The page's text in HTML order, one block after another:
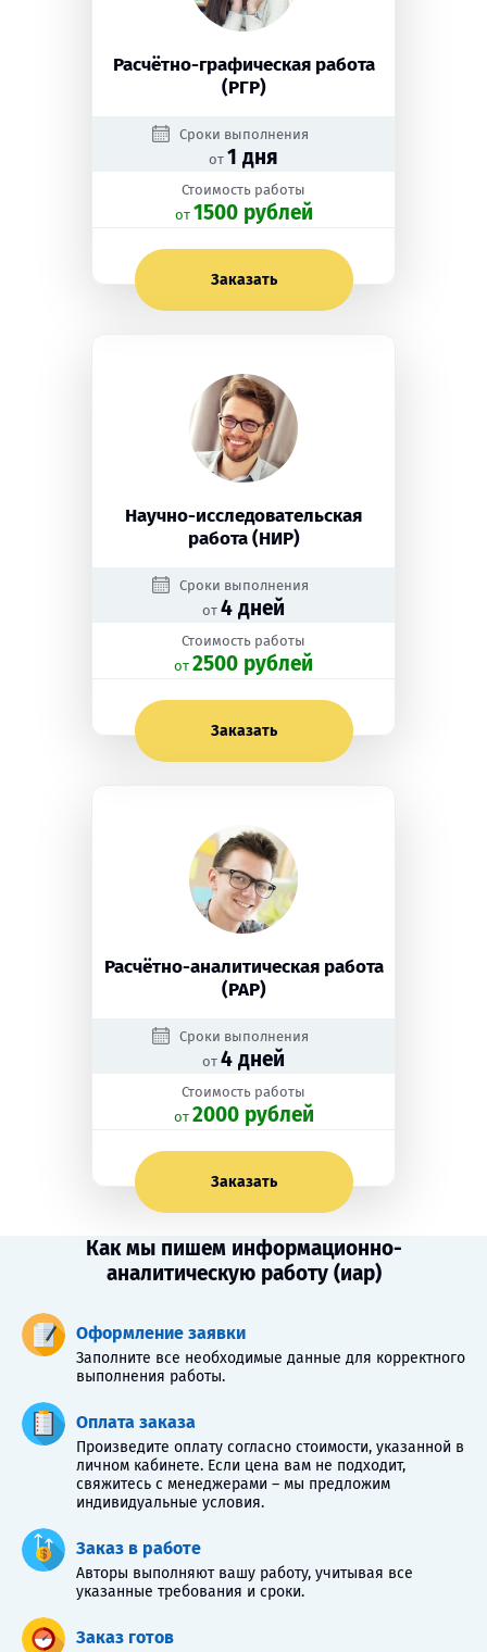
Расчётно-графическая работа
(РГР)
Сроки выполнения
от 1 дня
Стоимость работы
oт 1500 рублей
Заказать
Научно-исследовательская
работа (НИР)
Сроки выполнения
от 4 дней
Стоимость работы
oт 2500 рублей
Заказать
Расчётно-аналитическая работа
(РАР)
Сроки выполнения
от 4 дней
Стоимость работы
oт 2000 рублей
Заказать
Как мы пишем информационно-
аналитическую работу (иар)
Оформление заявки
Заполните все необходимые данные для корректного
выполнения работы.
Оплата заказа
Произведите оплату согласно стоимости, указанной в
личном кабинете. Если цена вам не подходит,
свяжитесь с менеджерами – мы предложим
индивидуальные условия.
Заказ в работе
Авторы выполняют вашу работу, учитывая все
указанные требования и сроки.
Заказ готов